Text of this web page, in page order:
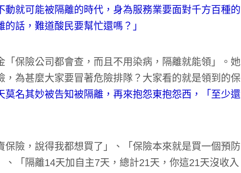
動就可能被隔離的時代，身為服務業要面對千方百種的
話，難道酸民要幫忙還嗎？」
保險公司都會查，而且不用染病，隔離就能領」。她
，為甚麼大家要冒著危險排隊？大家看的就是領到的保
莫名其妙被告知被隔離，再來抱怨東抱怨西，「至少還
險，說得我都想買了」、「保險本來就是買一個預防
「隔離14天加自主7天，總計21天，你這21天沒收入